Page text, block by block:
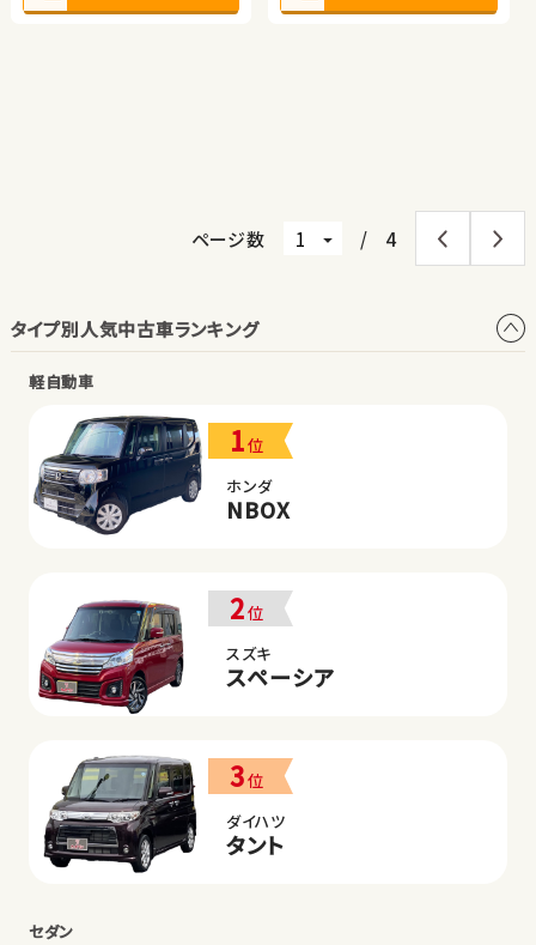
年式 2018年 走行 64,400km 諸費用：12.2万円（税込）
ページ数 / 4
タイプ別人気中古車ランキング
軽自動車
1位
ホンダ
NBOX
2位
スズキ
スペーシア
3位
ダイハツ
タント
セダン